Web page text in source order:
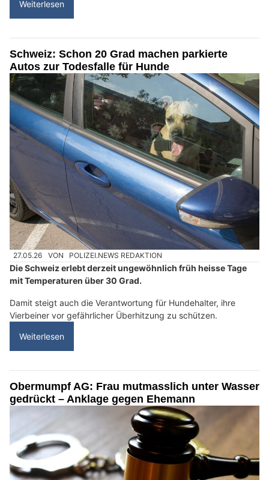
Weiterlesen
Schweiz: Schon 20 Grad machen parkierte
Autos zur Todesfalle für Hunde
27.05.26 VON POLIZEI.NEWS REDAKTION
Die Schweiz erlebt derzeit ungewöhnlich früh heisse Tage
mit Temperaturen über 30 Grad.
Damit steigt auch die Verantwortung für Hundehalter, ihre
Vierbeiner vor gefährlicher Überhitzung zu schützen.
Weiterlesen
Obermumpf AG: Frau mutmasslich unter Wasser
gedrückt – Anklage gegen Ehemann